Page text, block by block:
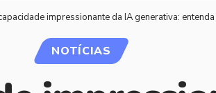
impressionante da IA generativa:
NOTÍCIAS